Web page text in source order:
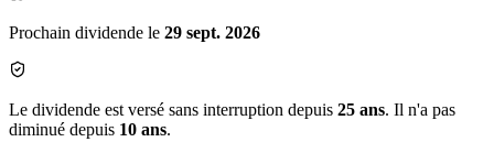
Prochain dividende le 29 sept. 2026
Le dividende est versé sans interruption depuis 25 ans. Il n'a pas
diminué depuis 10 ans.